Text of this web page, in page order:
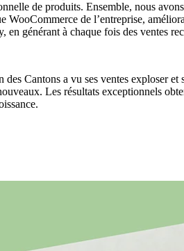
de produits. Ensemble, nous
de l’entreprise,
générant à chaque fois des ventes
Cantons a vu ses ventes exploser
Les résultats exceptionnels